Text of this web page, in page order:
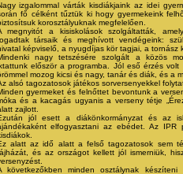
izgalommal várták kisdiákjaink az idei
fő célként tűztük ki hogy gyermekeink
korosztályuknak megfelelően.
megnyitót a kisiskolások szolgáltatták,
társaik és meghívott vendégeink:
képviselő, a nyugdíjas kör tagjai, a tornász
nagy tetszésére szolgált a közös
először a programba. Jól eső érzés
mozog kicsi és nagy, tanár és diák, és a
alsó tagozatosok játékos sorversenyekkel
gyermeket és felnőttet bevontunk a
és a kacagás ugyanis a verseny tétje
zajlott.
jól esett a diákönkormányzat és az
elfogyasztani az ebédet. Az
alatt az idő alatt a felső tagozatosok sem
és az országot kellett jól ismerniük,
következőkben minden osztálynak